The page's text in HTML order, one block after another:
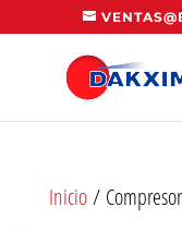
Inicio/